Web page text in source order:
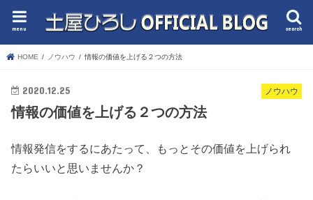
search
menu
HOME ノウハウ 情報の価値を上げる２つの方法
ノウハウ
2020.12.25
情報の価値を上げる２つの方法
情報発信をするにあたって、もっとその価値を上げられ
たらいいと思いませんか？